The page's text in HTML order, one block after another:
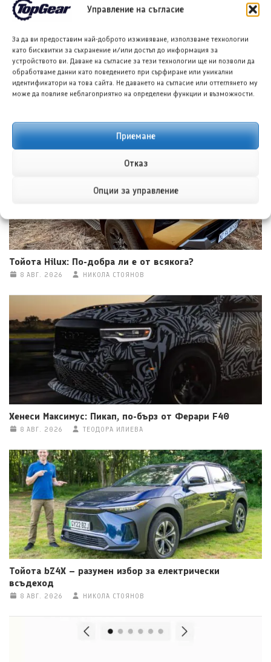
Управление на съгласие
За да ви предоставим най-доброто изживяване, използваме технологии
като бисквитки за съхранение и/или достъп до информация за
устройството ви. Даване на съгласие за тези технологии ще ни позволи да
обработваме данни като поведението при сърфиране или уникални
идентификатори на това сайта. Не даването на съгласие или оттеглянето му
може да повлияе неблагоприятно на определени функции и възможности.
Приемане
Отказ
Опции за управление
Форд планира достъпен кросоувър и четириврат
Тойота Hilux: По-добра ли е от всякога?
8 АВГ. 2026 НИКОЛА СТОЯНОВ
Хенеси Максимус: Пикап, по-бърз от Ферари F40
8 АВГ. 2026 ТЕОДОРА ИЛИЕВА
Тойота bZ4X – разумен избор за електрически
всъдеход
8 АВГ. 2026 НИКОЛА СТОЯНОВ